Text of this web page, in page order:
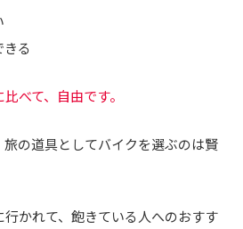
る
べて、自由です。
の道具としてバイクを選ぶのは賢
かれて、飽きている人へのおすす